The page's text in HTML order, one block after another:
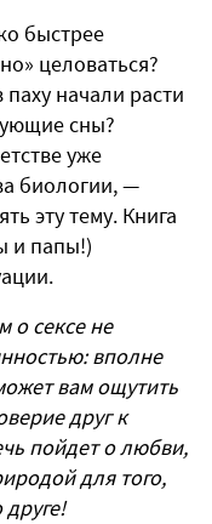
быстрее
целоваться?
начали расти
сны?
уже
биологии, —
эту тему. Книга
и папы!)
о сексе не
вполне
вам ощутить
друг к
пойдет о любви,
для того,